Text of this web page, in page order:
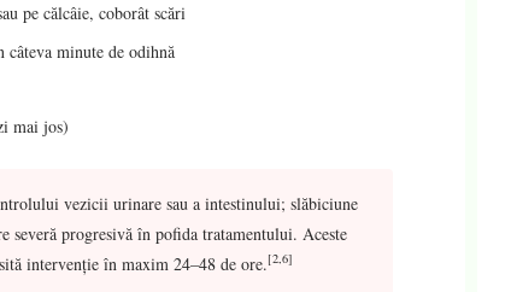
pe călcâie, coborât scări
minute de odihnă
mai jos)
vezicii urinare sau a intestinului; slăbiciune
severă progresivă în pofida tratamentului. Aceste
intervenție în maxim 24–48 de ore.[2,6]